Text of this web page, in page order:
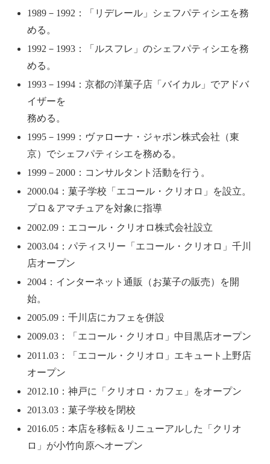
1989－1992：「リデレール」シェフパティシエを務
める。
1992－1993：「ルスフレ」のシェフパティシエを務
める。
1993－1994：京都の洋菓子店「バイカル」でアドバ
イザーを
務める。
1995－1999：ヴァローナ・ジャポン株式会社（東
京）でシェフパティシエを務める。
1999－2000：コンサルタント活動を行う。
2000.04：菓子学校「エコール・クリオロ」を設立。
プロ＆アマチュアを対象に指導
2002.09：エコール・クリオロ株式会社設立
2003.04：パティスリー「エコール・クリオロ」千川
店オープン
2004：インターネット通販（お菓子の販売）を開
始。
2005.09：千川店にカフェを併設
2009.03：「エコール・クリオロ」中目黒店オープン
2011.03：「エコール・クリオロ」エキュート上野店
オープン
2012.10：神戸に「クリオロ・カフェ」をオープン
2013.03：菓子学校を閉校
2016.05：本店を移転＆リニューアルした「クリオ
ロ」が小竹向原へオープン